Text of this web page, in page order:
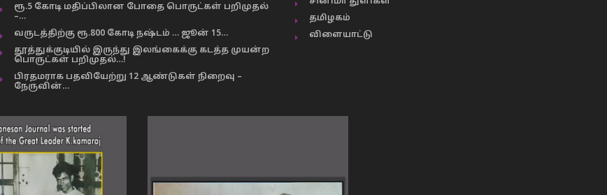
ரூ.5 கோடி மதிப்பிலான போதை பொருட்கள் பறிமுதல்
–…
வருடத்திற்கு ரூ.800 கோடி நஷ்டம் … ஜூன் 15…
தூத்துக்குடியில் இருந்து இலங்கைக்கு கடத்த முயன்ற
பொருட்கள் பறிமுதல்…!
பிரதமராக பதவியேற்று 12 ஆண்டுகள் நிறைவு –
நேருவின்…
தமிழகம்
விளையாட்டு